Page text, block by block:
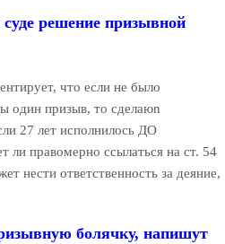
решение призывной
что если не было
один призыв, то сделаюn
27 лет исполнилось ДО
ли правомерно ссылаться на ст. 54
нести ответственность за деяние,
болячку, напишут